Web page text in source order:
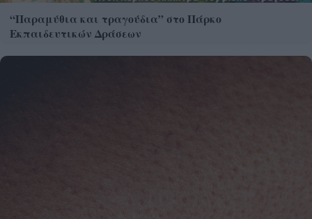
“Παραμύθια και τραγούδια” στο Πάρκο
Εκπαιδευτικών Δράσεων